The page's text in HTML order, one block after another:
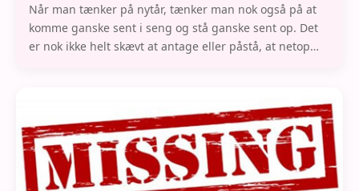
Når man tænker på nytår, tænker man nok også på at
komme ganske sent i seng og stå ganske sent op. Det
er nok ikke helt skævt at antage eller påstå, at netop